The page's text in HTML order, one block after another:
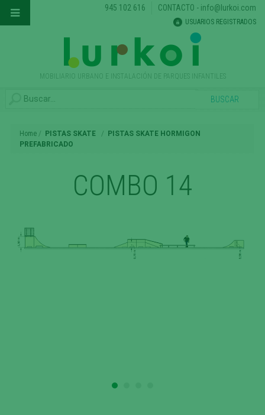
MOBILIARIO URBANO E INSTALACIÓN DE PARQUES INFANTILES
945 102 616 CONTACTO - info@lurkoi.com
USUARIOS REGISTRADOS
Home PISTAS SKATE
PISTAS SKATE HORMIGON
PREFABRICADO
COMBO 14